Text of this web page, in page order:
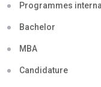
Programmes
Bachelor
MBA
Candidature